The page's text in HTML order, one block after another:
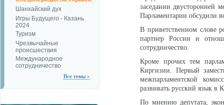
Шанхайский дух
Игры Будущего - Казань
2024
Туризм
Чрезвычайные
происшествия
Международное
сотрудничество
Все темы »
заседании двусторонней
Парламентарии обсудили
В приветственном слове
партнер России и
сотрудничество.
Кроме прочих тем
Киргизии. Первый
межпарламентской
развивать русский язык в
По мнению депутата,